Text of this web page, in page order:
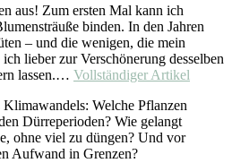
aus! Zum ersten Mal kann ich
binden. In den Jahren
– und die wenigen, die mein
lieber zur Verschönerung desselben
lassen.… Vollständiger Artikel
Welche Pflanzen
Dürreperioden? Wie gelangt
ohne viel zu düngen? Und vor
Aufwand in Grenzen?